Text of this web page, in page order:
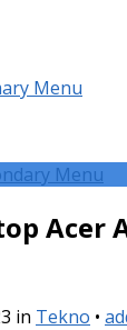
Menu
Menu
Acer
in Tekno •